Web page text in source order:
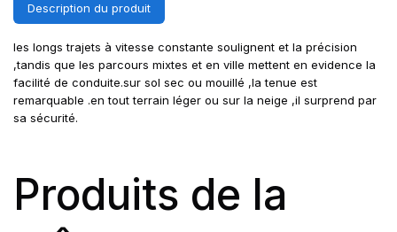
Description du produit
les longs trajets à vitesse constante soulignent et la précision
,tandis que les parcours mixtes et en ville mettent en evidence la
facilité de conduite.sur sol sec ou mouillé ,la tenue est
remarquable .en tout terrain léger ou sur la neige ,il surprend par
sa sécurité.
Produits de la